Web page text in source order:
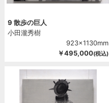
9 散歩の巨人
小田瀧秀樹
923x1130mm
￥495,000(税込)